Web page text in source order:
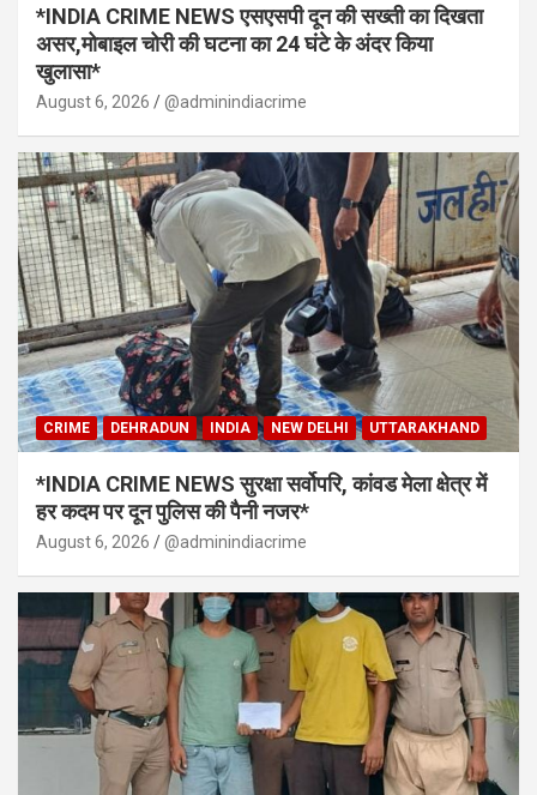
*INDIA CRIME NEWS एसएसपी दून की सख्ती का दिखता
असर,मोबाइल चोरी की घटना का 24 घंटे के अंदर किया
खुलासा*
August 6, 2026 @adminindiacrime
CRIME DEHRADUN INDIA NEW DELHI UTTARAKHAND
*INDIA CRIME NEWS सुरक्षा सर्वोपरि, कांवड मेला क्षेत्र में
हर कदम पर दून पुलिस की पैनी नजर*
August 6, 2026 @adminindiacrime